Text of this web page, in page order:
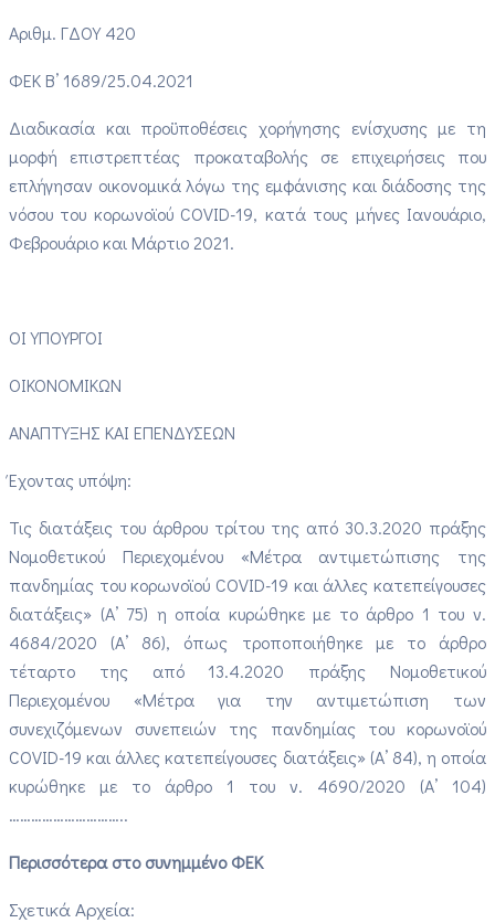
Αριθμ. ΓΔΟΥ 420
ΦΕΚ B’ 1689/25.04.2021
Διαδικασία και προϋποθέσεις χορήγησης ενίσχυσης με τη
μορφή επιστρεπτέας προκαταβολής σε επιχειρήσεις που
επλήγησαν οικονομικά λόγω της εμφάνισης και διάδοσης της
νόσου του κορωνοϊού COVID-19, κατά τους μήνες Ιανουάριο,
Φεβρουάριο και Μάρτιο 2021.
ΟΙ ΥΠΟΥΡΓΟΙ
ΟΙΚΟΝΟΜΙΚΩΝ
ΑΝΑΠΤΥΞΗΣ ΚΑΙ ΕΠΕΝΔΥΣΕΩΝ
Έχοντας υπόψη:
Τις διατάξεις του άρθρου τρίτου της από 30.3.2020 πράξης
Νομοθετικού Περιεχομένου «Μέτρα αντιμετώπισης της
πανδημίας του κορωνοϊού COVID-19 και άλλες κατεπείγουσες
διατάξεις» (Α’ 75) η οποία κυρώθηκε με το άρθρο 1 του ν.
4684/2020 (Α’ 86), όπως τροποποιήθηκε με το άρθρο
τέταρτο της από 13.4.2020 πράξης Νομοθετικού
Περιεχομένου «Μέτρα για την αντιμετώπιση των
συνεχιζόμενων συνεπειών της πανδημίας του κορωνοϊού
COVID-19 και άλλες κατεπείγουσες διατάξεις» (Α’ 84), η οποία
κυρώθηκε με το άρθρο 1 του ν. 4690/2020 (Α’ 104)
…………………………..
Περισσότερα στο συνημμένο ΦΕΚ
Σχετικά Αρχεία: